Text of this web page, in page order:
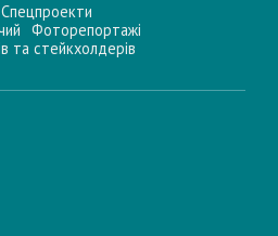
Спецпроекти
Фоторепортажі
та стейкхолдерiв